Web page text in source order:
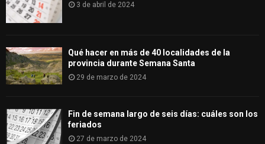
3 de abril de 2024
Qué hacer en más de 40 localidades de la
provincia durante Semana Santa
29 de marzo de 2024
Fin de semana largo de seis días: cuáles son los
feriados
27 de marzo de 2024